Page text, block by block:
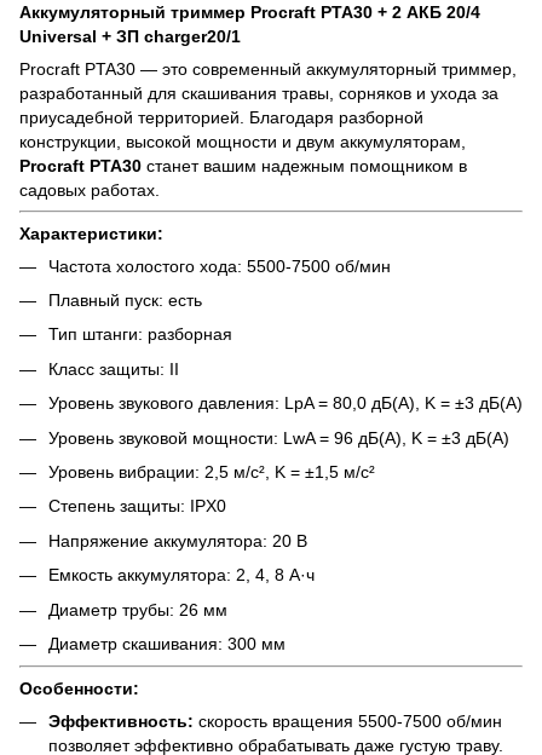
Аккумуляторный триммер Procraft PTA30 + 2 АКБ 20/4
Universal + ЗП charger20/1
Procraft PTA30 — это современный аккумуляторный триммер,
разработанный для скашивания травы, сорняков и ухода за
приусадебной территорией. Благодаря разборной
конструкции, высокой мощности и двум аккумуляторам,
Procraft PTA30 станет вашим надежным помощником в
садовых работах.
Характеристики:
Частота холостого хода: 5500-7500 об/мин
Плавный пуск: есть
Тип штанги: разборная
Класс защиты: II
Уровень звукового давления: LpA = 80,0 дБ(А), K = ±3 дБ(А)
Уровень звуковой мощности: LwA = 96 дБ(А), K = ±3 дБ(А)
Уровень вибрации: 2,5 м/с², K = ±1,5 м/с²
Степень защиты: IPX0
Напряжение аккумулятора: 20 В
Емкость аккумулятора: 2, 4, 8 А·ч
Диаметр трубы: 26 мм
Диаметр скашивания: 300 мм
Особенности:
Эффективность: скорость вращения 5500-7500 об/мин
позволяет эффективно обрабатывать даже густую траву.